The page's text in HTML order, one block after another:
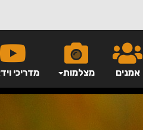
מדריכי מצלמות אמנים